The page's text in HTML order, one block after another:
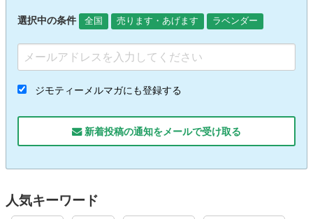
選択中の条件 全国 売ります・あげます ラベンダー
ジモティーメルマガにも登録する
新着投稿の通知をメールで受け取る
人気キーワード